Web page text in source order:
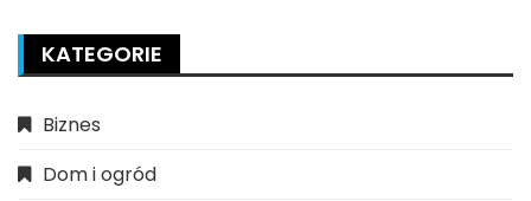
KATEGORIE
Biznes
Dom i ogród